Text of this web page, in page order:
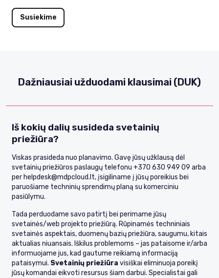
Susiekime
Dažniausiai užduodami klausimai (DUK)
Iš kokių dalių susideda svetainių
priežiūra?
Viskas prasideda nuo planavimo. Gavę jūsų užklausą dėl
svetainių priežiūros paslaugų telefonu +370 630 949 09 arba
per helpdesk@mdpcloud.lt, įsigiliname į jūsų poreikius bei
paruošiame techninių sprendimų planą su komerciniu
pasiūlymu.
Tada perduodame savo patirtį bei perimame jūsų
svetainės/web projekto priežiūrą. Rūpinamės techniniais
svetainės aspektais, duomenų bazių priežiūra, saugumu, kitais
aktualias niuansais. Iškilus problemoms – jas pataisome ir/arba
informuojame jus, kad gautume reikiamą informaciją
pataisymui. Svetainių priežiūra visiškai eliminuoja poreikį
jūsų komandai eikvoti resursus šiam darbui. Specialistai gali